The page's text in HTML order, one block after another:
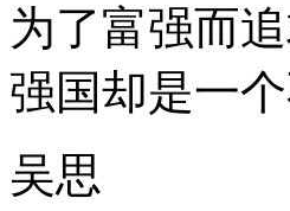
为了富强而
强国却是一
吴思